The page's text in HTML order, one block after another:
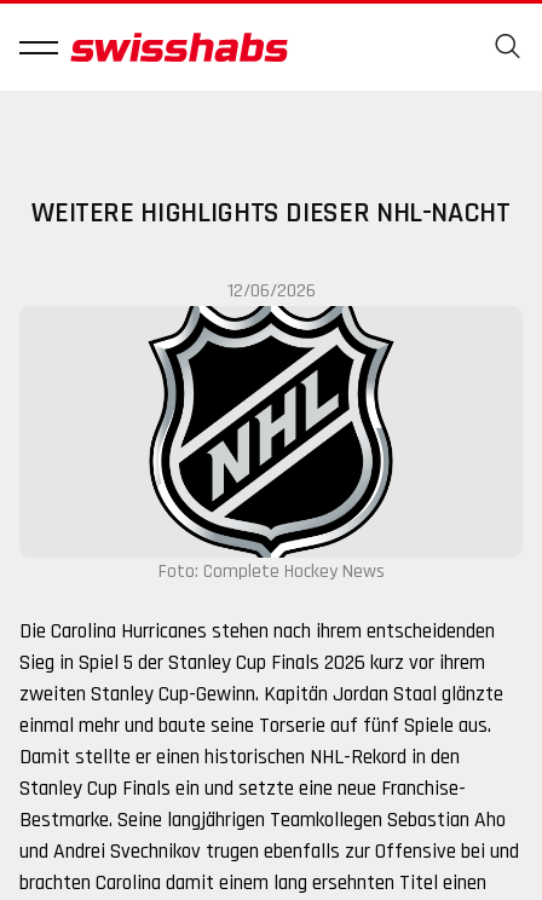
WEITERE HIGHLIGHTS DIESER NHL-NACHT
12/06/2026
Foto: Complete Hockey News
Die Carolina Hurricanes stehen nach ihrem entscheidenden
Sieg in Spiel 5 der Stanley Cup Finals 2026 kurz vor ihrem
zweiten Stanley Cup-Gewinn. Kapitän Jordan Staal glänzte
einmal mehr und baute seine Torserie auf fünf Spiele aus.
Damit stellte er einen historischen NHL-Rekord in den
Stanley Cup Finals ein und setzte eine neue Franchise-
Bestmarke. Seine langjährigen Teamkollegen Sebastian Aho
und Andrei Svechnikov trugen ebenfalls zur Offensive bei und
brachten Carolina damit einem lang ersehnten Titel einen